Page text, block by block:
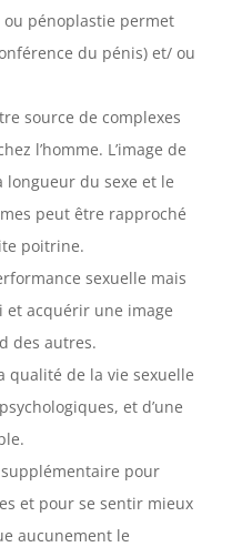
ou pénoplastie permet
du pénis) et/ ou
source de complexes
l’homme. L’image de
longueur du sexe et le
peut être rapproché
poitrine.
sexuelle mais
et acquérir une image
des autres.
qualité de la vie sexuelle
et d’une
supplémentaire pour
et pour se sentir mieux
aucunement le